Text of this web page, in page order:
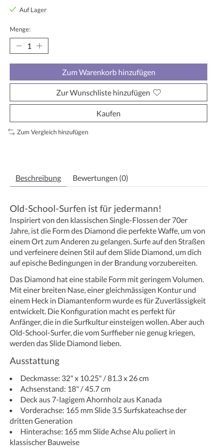
Auf Lager
Menge:
Zum Warenkorb hinzufügen
Zur Wunschliste hinzufügen
Kaufen
Zum Vergleich hinzufügen
Beschreibung Bewertungen (0)
Old-School-Surfen ist für jedermann!
Inspiriert von den klassischen Single-Flossen der 70er
Jahre, ist die Form des Diamond die perfekte Waffe, um von
einem Ort zum Anderen zu gelangen. Surfe auf den Straßen
und verfeinere deinen Stil auf dem Slide Diamond, um dich
auf epische Bedingungen in der Brandung vorzubereiten.
Das Diamond hat eine stabile Form mit geringem Volumen.
Mit einer breiten Nase, einer gleichmässigen Kontur und
einem Heck in Diamantenform wurde es für Zuverlässigkeit
entwickelt. Die Konfiguration macht es perfekt für
Anfänger, die in die Surfkultur einsteigen wollen. Aber auch
Old-School-Surfer, die vom Surffieber nie genug kriegen,
werden das Slide Diamond lieben.
Ausstattung
Deckmasse: 32" x 10.25" / 81.3 x 26 cm
Achsenstand: 18" / 45.7 cm
Deck aus 7-lagigem Ahornholz aus Kanada
Vorderachse: 165 mm Slide 3.5 Surfskateachse der
dritten Generation
Hinterachse: 165 mm Slide Achse Alu poliert in
klassischer Bauweise